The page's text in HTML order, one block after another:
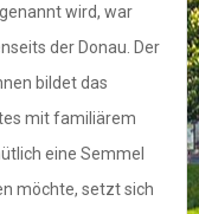
wird, war
der Donau. Der
bildet das
mit familiärem
eine Semmel
möchte, setzt sich